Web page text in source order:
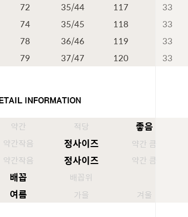
페이코 ID
72 35/44 117 33
74 35/45 118 33
78 36/46 119 33
79 37/47 120 33
약간 적당 좋음
약간작음 정사이즈 약간 큼
약간작음 정사이즈 약간 큼
배꼽 배꼽위
여름 가을 겨울